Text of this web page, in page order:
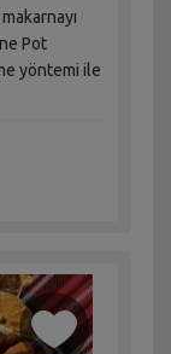
Pot
yöntemi ile